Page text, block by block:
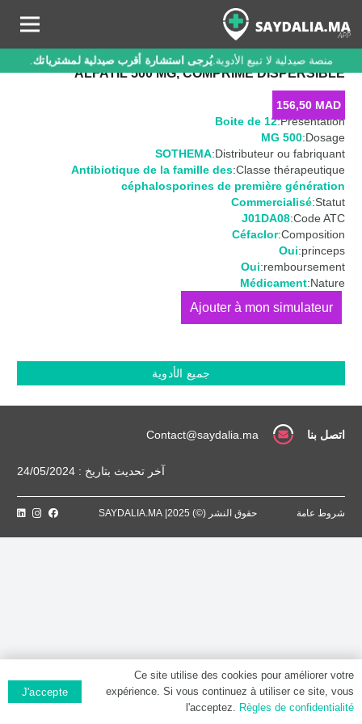
منصة صيدلية لا تبيع الأدوية.يُرجى استشارة أقرب صيدلية لمشترياتك.
ALFATIL 500 MG, COMPRIMÉ DISPERSIBLE
156,50 MAD
Présentation:
Boite de 12
Dosage:
500 MG
Distributeur ou fabriquant:
SOTHEMA
Classe thérapeutique:
Antibiotique de la famille des
céphalosporines de première génération
Statut:
Commercialisé
Code ATC:
J01DA08
Composition:
Céfaclor
princeps:
Oui
remboursement:
Oui
Nature:
Médicament
كمية
MG,
جميع الأدوية
اتصل بنا Contact@saydalia.ma
آخر تحديث بتاريخ : 24/05/2024
شروط عامة حقوق النشر (©) 2025| SAYDALIA.MA
Ce site utilise des cookies pour améliorer votre
expérience. Si vous continuez à utiliser ce site, vous
l'acceptez. Règles de confidentialité
J'accepte